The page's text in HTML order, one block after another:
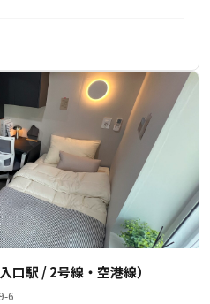
口駅 / 2号線・空港線）
6